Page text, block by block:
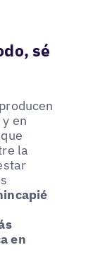
sé
en
la
en